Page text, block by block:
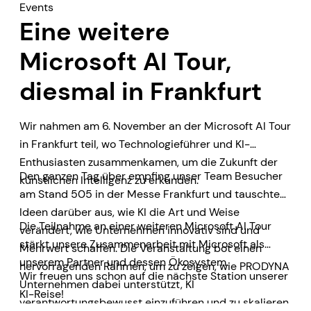
Events
Eine weitere
Microsoft AI Tour,
diesmal in Frankfurt
Wir nahmen am 6. November an der Microsoft AI Tour
in Frankfurt teil, wo Technologieführer und KI-
Enthusiasten zusammenkamen, um die Zukunft der
künstlichen Intelligenz zu erkunden.
Den ganzen Tag über empfing unser Team Besucher
am Stand 505 in der Messe Frankfurt und tauschte
Ideen darüber aus, wie KI die Art und Weise
verändert, wie Unternehmen innovativ sind und
Mehrwert schaffen. Die Veranstaltung bot einen
hervorragenden Rahmen, um zu zeigen, wie PRODYNA
Unternehmen dabei unterstützt, KI
verantwortungsbewusst einzuführen und zu skalieren.
Die Teilnahme an einer weiteren Microsoft AI Tour
stärkt unsere Zusammenarbeit mit Microsoft als
unserem Partner und dessen Ökosystem.
Wir freuen uns schon auf die nächste Station unserer
KI-Reise!